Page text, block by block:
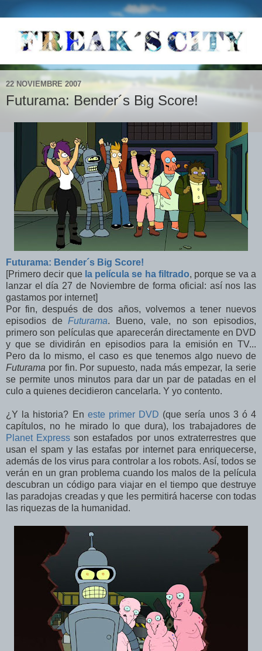
22 NOVIEMBRE 2007
Futurama: Bender´s Big Score!
Futurama: Bender´s Big Score!
[Primero decir quela película se ha filtrado, porque se va a
lanzar el día 27 de Noviembre de forma oficial: así nos las
gastamos por internet]
Por fin, después de dos años, volvemos a tener nuevos
episodios deFuturama. Bueno, vale, no son episodios,
primero son películas que aparecerán directamente en DVD
y que se dividirán en episodios para la emisión en TV...
Pero da lo mismo, el caso es que tenemos algo nuevo de
Futurama por fin. Por supuesto, nada más empezar, la serie
se permite unos minutos para dar un par de patadas en el
culo a quienes decidieron cancelarla. Y yo contento.
¿Y la historia? En este primer DVD (que sería unos 3 ó 4
capítulos, no he mirado lo que dura), los trabajadores de
Planet Express son estafados por unos extraterrestres que
usan el spam y las estafas por internet para enriquecerse,
además de los virus para controlar a los robots. Así, todos se
verán en un gran problema cuando los malos de la película
descubran un código para viajar en el tiempo que destruye
las paradojas creadas y que les permitirá hacerse con todas
las riquezas de la humanidad.